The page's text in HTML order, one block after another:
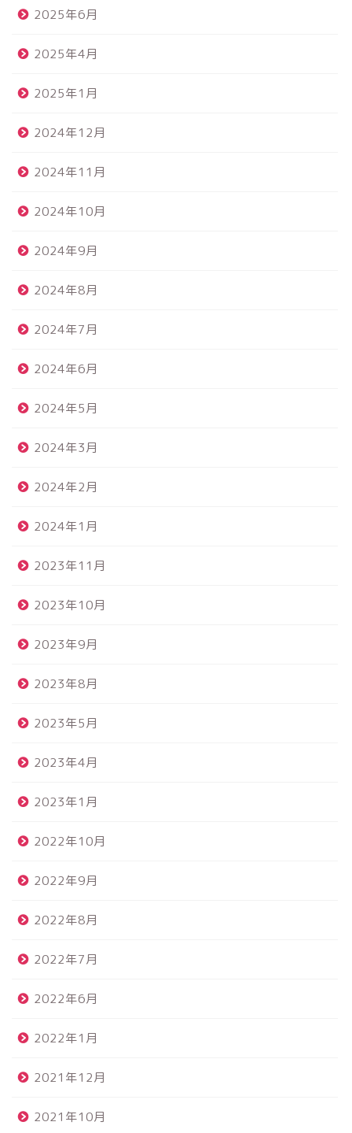
2025年6月
2025年4月
2025年1月
2024年12月
2024年11月
2024年10月
2024年9月
2024年8月
2024年7月
2024年6月
2024年5月
2024年3月
2024年2月
2024年1月
2023年11月
2023年10月
2023年9月
2023年8月
2023年5月
2023年4月
2023年1月
2022年10月
2022年9月
2022年8月
2022年7月
2022年6月
2022年1月
2021年12月
2021年10月